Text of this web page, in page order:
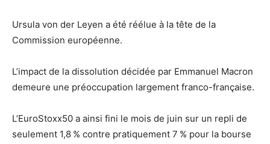
Ursula von der Leyen a été réélue à la tête de la
Commission européenne.
L’impact de la dissolution décidée par Emmanuel Macron
demeure une préoccupation largement franco-française.
L’EuroStoxx50 a ainsi fini le mois de juin sur un repli de
seulement 1,8 % contre pratiquement 7 % pour la bourse